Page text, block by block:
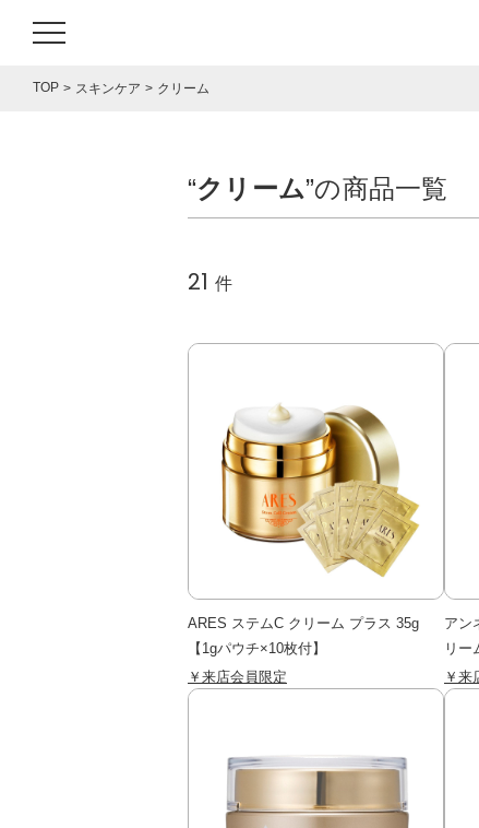
TOP スキンケア クリーム
“クリーム”の商品一覧
21 件
ARES ステムC クリーム プラス 35g
【1gパウチ×10枚付】
￥来店会員限定
アン
リー
￥来